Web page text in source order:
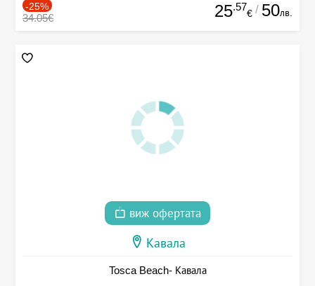
-25%
34.05€ 25.57
€ / 50лв.
виж офертата
Кавала
Tosca Beach- Кавала